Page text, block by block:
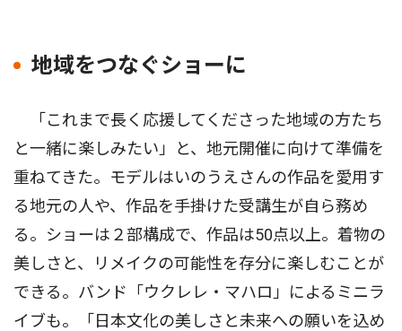
地域をつなぐショーに
「これまで長く応援してくださった地域の方たち
と一緒に楽しみたい」と、地元開催に向けて準備を
重ねてきた。モデルはいのうえさんの作品を愛用す
る地元の人や、作品を手掛けた受講生が自ら務め
る。ショーは２部構成で、作品は50点以上。着物の
美しさと、リメイクの可能性を存分に楽しむことが
できる。バンド「ウクレレ・マハロ」によるミニラ
イブも。「日本文化の美しさと未来への願いを込め